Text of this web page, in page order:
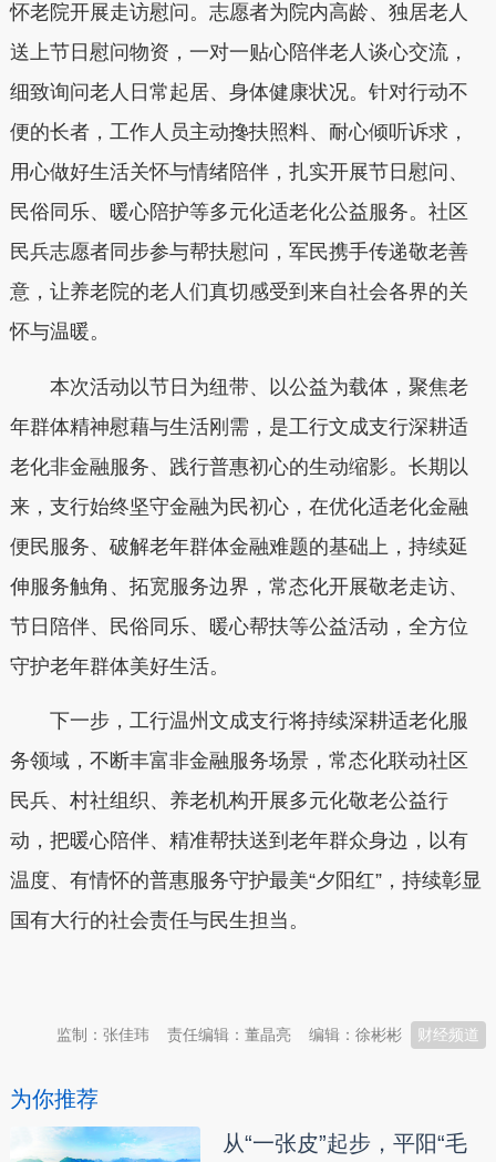
怀老院开展走访慰问。志愿者为院内高龄、独居老人
送上节日慰问物资，一对一贴心陪伴老人谈心交流，
细致询问老人日常起居、身体健康状况。针对行动不
便的长者，工作人员主动搀扶照料、耐心倾听诉求，
用心做好生活关怀与情绪陪伴，扎实开展节日慰问、
民俗同乐、暖心陪护等多元化适老化公益服务。社区
民兵志愿者同步参与帮扶慰问，军民携手传递敬老善
意，让养老院的老人们真切感受到来自社会各界的关
怀与温暖。
本次活动以节日为纽带、以公益为载体，聚焦老
年群体精神慰藉与生活刚需，是工行文成支行深耕适
老化非金融服务、践行普惠初心的生动缩影。长期以
来，支行始终坚守金融为民初心，在优化适老化金融
便民服务、破解老年群体金融难题的基础上，持续延
伸服务触角、拓宽服务边界，常态化开展敬老走访、
节日陪伴、民俗同乐、暖心帮扶等公益活动，全方位
守护老年群体美好生活。
下一步，工行温州文成支行将持续深耕适老化服
务领域，不断丰富非金融服务场景，常态化联动社区
民兵、村社组织、养老机构开展多元化敬老公益行
动，把暖心陪伴、精准帮扶送到老年群众身边，以有
温度、有情怀的普惠服务守护最美“夕阳红”，持续彰显
国有大行的社会责任与民生担当。
财经频道
编辑：徐彬彬
责任编辑：董晶亮
监制：张佳玮
为你推荐
从“一张皮”起步，平阳“毛